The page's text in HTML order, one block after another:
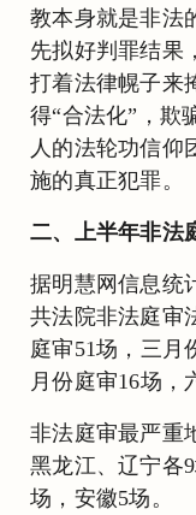
教本身就是非法
先拟好判罪结果
打着法律幌子来
得“合法化”，欺
人的法轮功信仰
施的真正犯罪。
二、上半年非法
据明慧网信息统
共法院非法庭审
庭审51场，三月
月份庭审16场，
非法庭审最严重
黑龙江、辽宁各
场，安徽5场。